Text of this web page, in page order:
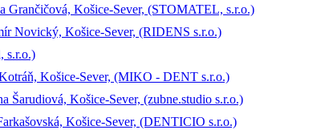
Grančičová, Košice-Sever, (STOMATEL, s.r.o.)
Novický, Košice-Sever, (RIDENS s.r.o.)
s.r.o.)
Košice-Sever, (MIKO - DENT s.r.o.)
Šarudiová, Košice-Sever, (zubne.studio s.r.o.)
Košice-Sever, (DENTICIO s.r.o.)